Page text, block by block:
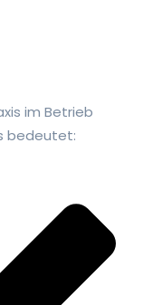
im Betrieb
bedeutet: